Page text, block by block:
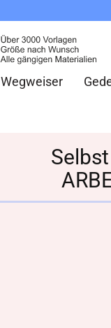
Wegweiser